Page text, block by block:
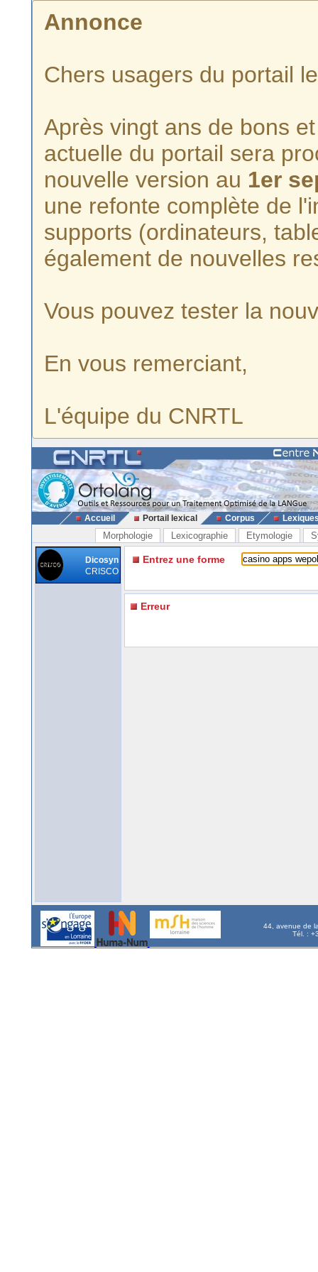
Annonce
Chers usagers du portail
Après vingt ans de bons
actuelle du portail sera
nouvelle version au 1er
une refonte complète de
supports (ordinateurs,
également de nouvelles
Vous pouvez tester la
En vous remerciant,
L'équipe du CNRTL
Accueil Portail lexical Corpus
Morphologie Lexicographie Etymologie
Dicosyn
CRISCO
Entrez une forme
Erreur
44, avenue de
Tél. :